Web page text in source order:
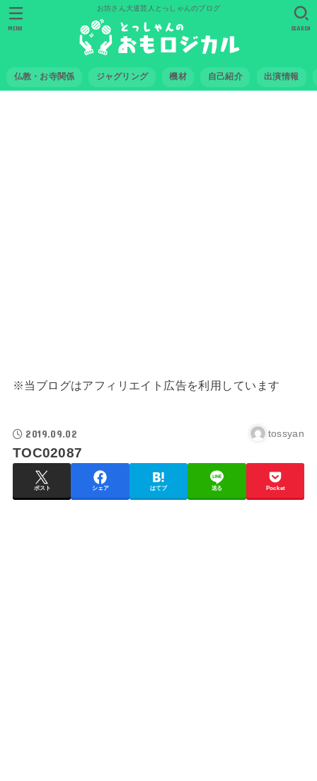
お坊さん大道芸人とっしゃんのブログ
仏教・お寺関係 ジャグリング 機材 自己紹介 出演情報
SEARCH
MENU
※当ブログはアフィリエイト広告を利用しています
2019.09.02 tossyan
TOC02087
ポスト シェア はてブ 送る Pocket